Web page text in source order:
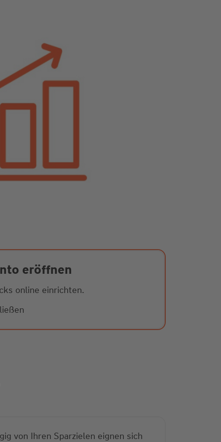
eröffnen
online einrichten.
von Ihren Sparzielen eignen sich